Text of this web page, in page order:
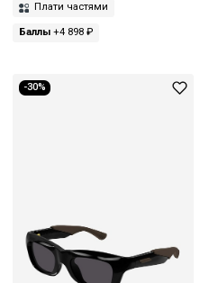
Плати частями
Баллы +4 898 ₽
-30%